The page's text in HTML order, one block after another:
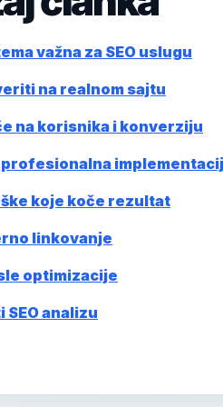
važna za SEO uslugu
na realnom sajtu
na korisnika i konverziju
profesionalna
koje koče rezultat
linkovanje
optimizacije
SEO analizu